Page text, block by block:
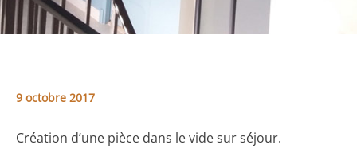
9 octobre 2017
Création d’une pièce dans le vide sur séjour.